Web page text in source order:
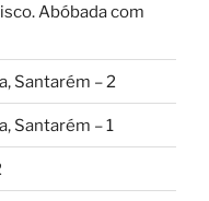
Abóbada com
Santarém – 2
Santarém – 1